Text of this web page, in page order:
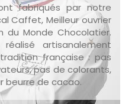
fabriqués par notre
Caffet, Meilleur ouvrier
du Monde Chocolatier.
artisanalement
française : pas
pas de colorants,
beurre de cacao.